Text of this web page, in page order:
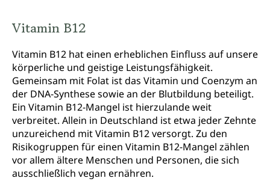
Vitamin B12
Vitamin B12 hat einen erheblichen Einfluss auf unsere
körperliche und geistige Leistungsfähigkeit.
Gemeinsam mit Folat ist das Vitamin und Coenzym an
der DNA-Synthese sowie an der Blutbildung beteiligt.
Ein Vitamin B12-Mangel ist hierzulande weit
verbreitet. Allein in Deutschland ist etwa jeder Zehnte
unzureichend mit Vitamin B12 versorgt. Zu den
Risikogruppen für einen Vitamin B12-Mangel zählen
vor allem ältere Menschen und Personen, die sich
ausschließlich vegan ernähren.